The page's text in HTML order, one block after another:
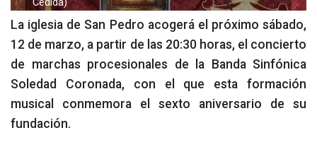
Cedida)
La iglesia de San Pedro acogerá el próximo sábado,
12 de marzo, a partir de las 20:30 horas, el concierto
de marchas procesionales de la Banda Sinfónica
Soledad Coronada, con el que esta formación
musical conmemora el sexto aniversario de su
fundación.